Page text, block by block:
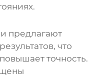
предлагают
что
точность.